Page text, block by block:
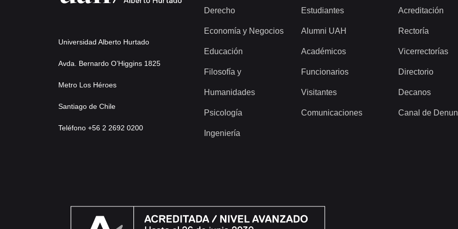
Universidad Alberto Hurtado
Avda. Bernardo O’Higgins 1825
Metro Los Héroes
Santiago de Chile
Teléfono +56 2 2692 0200
Derecho
Economía y Negocios
Educación
Filosofía y
Humanidades
Psicología
Ingeniería
Estudiantes
Alumni UAH
Académicos
Funcionarios
Visitantes
Comunicaciones
Acreditación
Rectoría
Vicerrectorías
Directorio
Decanos
Canal de